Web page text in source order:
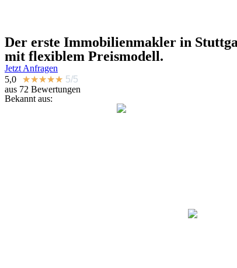
Der erste Immobilienmakler in
mit flexiblem Preismodell.
Jetzt Anfragen
5,0
★★★★★ 5/5
aus 72 Bewertungen
Bekannt aus: